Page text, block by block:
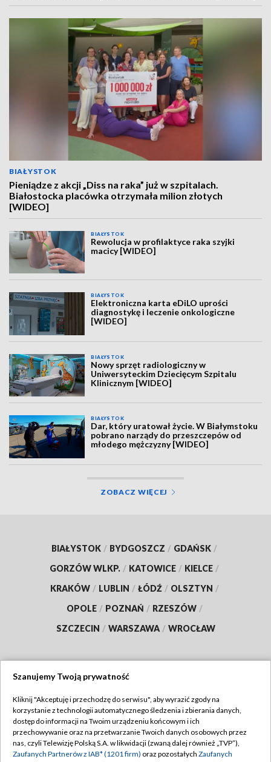
BIAŁYSTOK
Pieniądze z akcji „Diss na raka” już w szpitalach.
Białostocka placówka otrzymała milion złotych
[WIDEO]
BIAŁYSTOK
Rewolucja w profilaktyce raka szyjki
macicy [WIDEO]
BIAŁYSTOK
Elektroniczna karta eDiLO uprości
diagnostykę i leczenie onkologiczne
[WIDEO]
BIAŁYSTOK
Nowy sprzęt radiologiczny w
Uniwersyteckim Dziecięcym Szpitalu
Klinicznym [WIDEO]
BIAŁYSTOK
Dar, który uratował życie. W Białymstoku
pobrano narządy do przeszczepów od
młodego mężczyzny [WIDEO]
ZOBACZ WIĘCEJ
BIAŁYSTOK / BYDGOSZCZ / GDAŃSK /
GORZÓW WLKP. / KATOWICE / KIELCE /
KRAKÓW / LUBLIN / ŁÓDŹ / OLSZTYN /
OPOLE / POZNAŃ / RZESZÓW /
SZCZECIN / WARSZAWA / WROCŁAW
TVP
Abonament TVP
Emisja w TVP
Regulamin TVP
Polityka prywatności
Szanujemy Twoją prywatność
Kliknij "Akceptuję i przechodzę do serwisu", aby wyrazić zgody na
korzystanie z technologii automatycznego śledzenia i zbierania danych,
dostęp do informacji na Twoim urządzeniu końcowym i ich
przechowywanie oraz na przetwarzanie Twoich danych osobowych przez
nas, czyli Telewizję Polską S.A. w likwidacji (zwaną dalej również „TVP”),
Zaufanych Partnerów z IAB* (1201 firm) oraz pozostałych Zaufanych